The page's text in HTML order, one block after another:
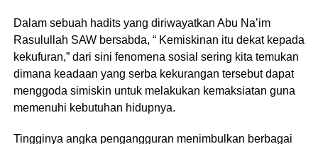
Dalam sebuah hadits yang diriwayatkan Abu Na’im
Rasulullah SAW bersabda, “ Kemiskinan itu dekat kepada
kekufuran,” dari sini fenomena sosial sering kita temukan
dimana keadaan yang serba kekurangan tersebut dapat
menggoda simiskin untuk melakukan kemaksiatan guna
memenuhi kebutuhan hidupnya.
Tingginya angka pengangguran menimbulkan berbagai